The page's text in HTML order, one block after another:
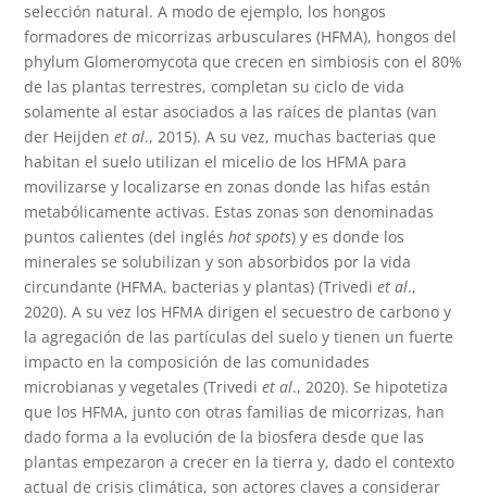
selección natural. A modo de ejemplo, los hongos
formadores de micorrizas arbusculares (HFMA), hongos del
phylum Glomeromycota que crecen en simbiosis con el 80%
de las plantas terrestres, completan su ciclo de vida
solamente al estar asociados a las raíces de plantas (van
der Heijdenet al., 2015). A su vez, muchas bacterias que
habitan el suelo utilizan el micelio de los HFMA para
movilizarse y localizarse en zonas donde las hifas están
metabólicamente activas. Estas zonas son denominadas
puntos calientes (del ingléshot spots) y es donde los
minerales se solubilizan y son absorbidos por la vida
circundante (HFMA, bacterias y plantas) (Trivediet al.,
2020). A su vez los HFMA dirigen el secuestro de carbono y
la agregación de las partículas del suelo y tienen un fuerte
impacto en la composición de las comunidades
microbianas y vegetales (Trivediet al., 2020). Se hipotetiza
que los HFMA, junto con otras familias de micorrizas, han
dado forma a la evolución de la biosfera desde que las
plantas empezaron a crecer en la tierra y, dado el contexto
actual de crisis climática, son actores claves a considerar